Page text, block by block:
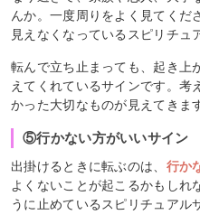
んか。一度周りをよく見てくだ
見えなくなっているスピリチュ
転んで立ち止まっても、起き上
えてくれているサインです。考
かった大切なものが見えてきま
⑤行かない方がいいサイン
出掛けるときに転ぶのは、 行か
よくないことが起こるかもしれ
うに止めているスピリチュアル